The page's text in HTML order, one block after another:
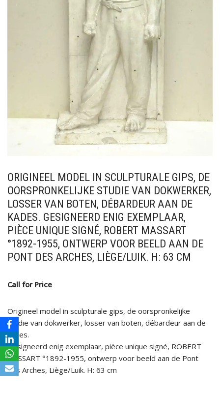
ORIGINEEL MODEL IN SCULPTURALE GIPS, DE
OORSPRONKELIJKE STUDIE VAN DOKWERKER,
LOSSER VAN BOTEN, DÉBARDEUR AAN DE
KADES. GESIGNEERD ENIG EXEMPLAAR,
PIÈCE UNIQUE SIGNÉ, ROBERT MASSART
°1892-1955, ONTWERP VOOR BEELD AAN DE
PONT DES ARCHES, LIÈGE/LUIK. H: 63 CM
Call for Price
Origineel model in sculpturale gips, de oorspronkelijke
studie van dokwerker, losser van boten, débardeur aan de
kades.
Gesigneerd enig exemplaar, pièce unique signé, ROBERT
MASSART °1892-1955, ontwerp voor beeld aan de Pont
des Arches, Liège/Luik. H: 63 cm